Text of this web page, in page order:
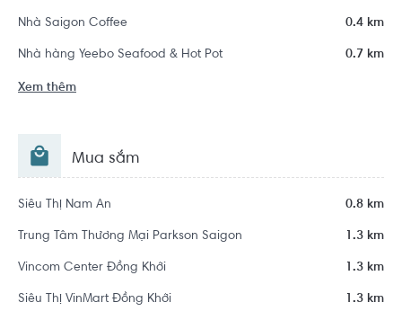
Nhà Saigon Coffee 0.4 km
Nhà hàng Yeebo Seafood & Hot Pot 0.7 km
Xem thêm
Mua sắm
Siêu Thị Nam An 0.8 km
Trung Tâm Thương Mại Parkson Saigon 1.3 km
Vincom Center Đồng Khởi 1.3 km
Siêu Thị VinMart Đồng Khởi 1.3 km